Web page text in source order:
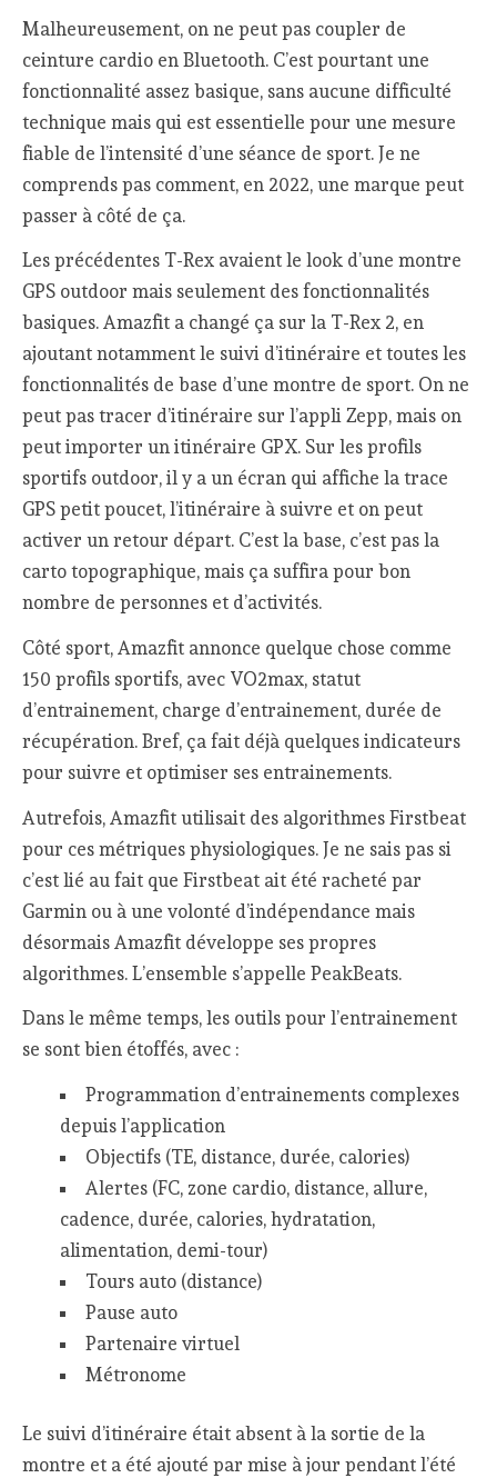
Malheureusement, on ne peut pas coupler de
ceinture cardio en Bluetooth. C’est pourtant une
fonctionnalité assez basique, sans aucune difficulté
technique mais qui est essentielle pour une mesure
fiable de l’intensité d’une séance de sport. Je ne
comprends pas comment, en 2022, une marque peut
passer à côté de ça.
Les précédentes T-Rex avaient le look d’une montre
GPS outdoor mais seulement des fonctionnalités
basiques. Amazfit a changé ça sur la T-Rex 2, en
ajoutant notamment le suivi d’itinéraire et toutes les
fonctionnalités de base d’une montre de sport. On ne
peut pas tracer d’itinéraire sur l’appli Zepp, mais on
peut importer un itinéraire GPX. Sur les profils
sportifs outdoor, il y a un écran qui affiche la trace
GPS petit poucet, l’itinéraire à suivre et on peut
activer un retour départ. C’est la base, c’est pas la
carto topographique, mais ça suffira pour bon
nombre de personnes et d’activités.
Côté sport, Amazfit annonce quelque chose comme
150 profils sportifs, avec VO2max, statut
d’entrainement, charge d’entrainement, durée de
récupération. Bref, ça fait déjà quelques indicateurs
pour suivre et optimiser ses entrainements.
Autrefois, Amazfit utilisait des algorithmes Firstbeat
pour ces métriques physiologiques. Je ne sais pas si
c’est lié au fait que Firstbeat ait été racheté par
Garmin ou à une volonté d’indépendance mais
désormais Amazfit développe ses propres
algorithmes. L’ensemble s’appelle PeakBeats.
Dans le même temps, les outils pour l’entrainement
se sont bien étoffés, avec :
Programmation d’entrainements complexes
depuis l’application
Objectifs (TE, distance, durée, calories)
Alertes (FC, zone cardio, distance, allure,
cadence, durée, calories, hydratation,
alimentation, demi-tour)
Tours auto (distance)
Pause auto
Partenaire virtuel
Métronome
Le suivi d’itinéraire était absent à la sortie de la
montre et a été ajouté par mise à jour pendant l’été